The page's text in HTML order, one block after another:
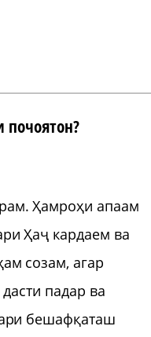
Ҳамроҳи апаам
Ҳаҷ кардаем ва
созам, агар
падар ва
бешафқаташ